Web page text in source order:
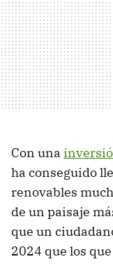
Con una
ha conseguido
renovables
de un paisaje
que un
2024 que los